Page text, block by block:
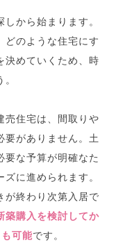
から始まります。
どのような住宅にす
決めていくため、時
売住宅は、間取りや
要がありません。土
要な予算が明確なた
に進められます。
が終わり次第入居で
築購入を検討してか
可能です。